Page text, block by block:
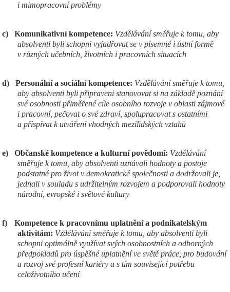
i mimopracovní problémy
c) Komunikativní kompetence: Vzdělávání směřuje k tomu, aby
absolventi byli schopni vyjadřovat se v písemné i ústní formě
v různých učebních, životních i pracovních situacích
d) Personální a sociální kompetence: Vzdělávání směřuje k tomu,
aby absolventi byli připraveni stanovovat si na základě poznání
své osobnosti přiměřené cíle osobního rozvoje v oblasti zájmové
i pracovní, pečovat o své zdraví, spolupracovat s ostatními
a přispívat k utváření vhodných mezilidských vztahů
e) Občanské kompetence a kulturní povědomí: Vzdělávání
směřuje k tomu, aby absolventi uznávali hodnoty a postoje
podstatné pro život v demokratické společnosti a dodržovali je,
jednali v souladu s udržitelným rozvojem a podporovali hodnoty
národní, evropské i světové kultury
f)
Kompetence k pracovnímu uplatnění a podnikatelským
aktivitám: Vzdělávání směřuje k tomu, aby absolventi byli
schopni optimálně využívat svých osobnostních a odborných
předpokladů pro úspěšné uplatnění ve světě práce, pro budování
a rozvoj své profesní kariéry a s tím související potřebu
celoživotního učení